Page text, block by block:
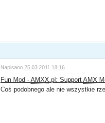
Napisano 25.03.2011 18:16
Fun Mod -AMXX .pl: SupportAMX
Coś podobnego ale nie wszystkie